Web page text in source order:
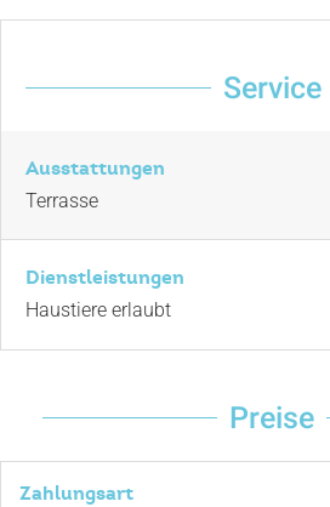
Service
Ausstattungen
Terrasse
Dienstleistungen
Haustiere erlaubt
Preise
Zahlungsart